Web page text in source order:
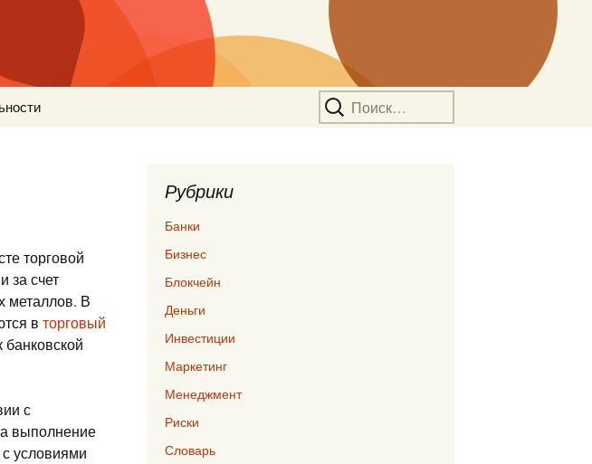
Найти:
торговой
за счет
металлов. В
в торговый
банковской
с
выполнение
с условиями
Рубрики
Банки
Бизнес
Блокчейн
Деньги
Инвестиции
Маркетинг
Менеджмент
Риски
Словарь